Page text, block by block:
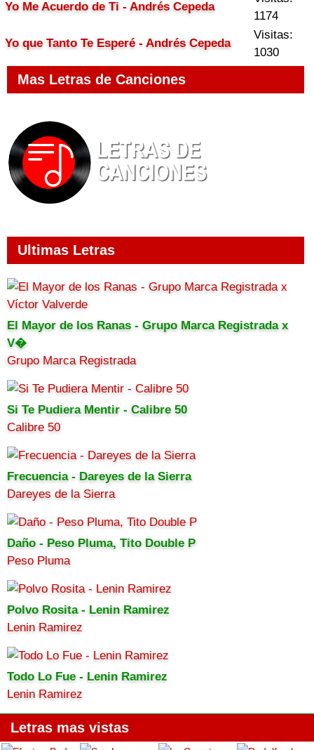
Yo Me Acuerdo de Ti - Andrés Cepeda
1174
Yo que Tanto Te Esperé - Andrés Cepeda
Visitas:
1030
Mas Letras de Canciones
Ultimas Letras
El Mayor de los Ranas - Grupo Marca Registrada x
V�
Grupo Marca Registrada
Si Te Pudiera Mentir - Calibre 50
Calibre 50
Frecuencia - Dareyes de la Sierra
Dareyes de la Sierra
Daño - Peso Pluma, Tito Double P
Peso Pluma
Polvo Rosita - Lenin Ramirez
Lenin Ramirez
Todo Lo Fue - Lenin Ramirez
Lenin Ramirez
Letras mas vistas